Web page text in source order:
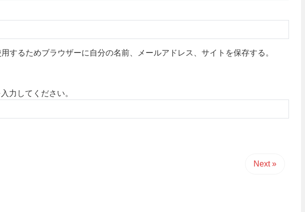
するためブラウザーに自分の名前、メールアドレス、サイトを保存する。
力してください。
Next »